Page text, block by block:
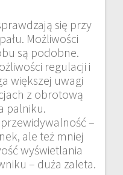
się przy
Możliwości
są podobne.
regulacji i
większej uwagi
z obrotową
palniku.
–
ale też mniej
wyświetlania
– duża zaleta.